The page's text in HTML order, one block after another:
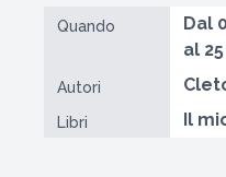
Quando
Dal
al
Autori
Libri Il